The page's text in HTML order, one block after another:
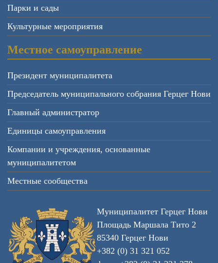
Парки и сады
Культурные мероприятия
Местное самоуправление
Президент муниципалитета
Председатель муниципального собрания Герцег Нови
Главный администратор
Единицы самоуправления
Компании и учреждения, основанные
муниципалитетом
Местные сообщества
Муниципалитет Герцег Нови
Площадь Маршала Тито 2
85340 Герцег Нови
+382 (0) 31 321 052